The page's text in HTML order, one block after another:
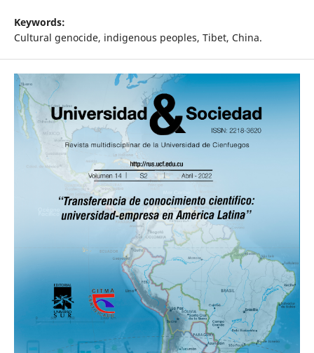
Keywords:
Cultural genocide, indigenous peoples, Tibet, China.